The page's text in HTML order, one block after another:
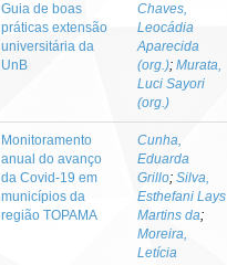
Guia de boas
práticas extensão
universitária da
UnB
Chaves,
Leocádia
Aparecida
(org.); Murata,
Luci Sayori
(org.)
Monitoramento
anual do avanço
da Covid-19 em
municípios da
região TOPAMA
Cunha,
Eduarda
Grillo; Silva,
Esthefani Lays
Martins da;
Moreira,
Letícia